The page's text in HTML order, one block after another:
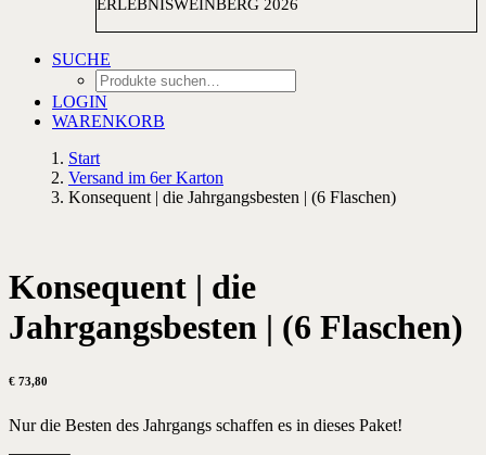
ERLEBNISWEINBERG 2026
SUCHE
LOGIN
WARENKORB
Start
Versand im 6er Karton
Konsequent | die Jahrgangsbesten | (6 Flaschen)
Konsequent | die
Jahrgangsbesten | (6 Flaschen)
€ 73,80
Nur die Besten des Jahrgangs schaffen es in dieses Paket!